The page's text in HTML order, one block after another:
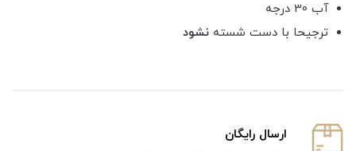
آب 30 درجه
ترجیحا با دست شسته نشود
ارسال رایگان